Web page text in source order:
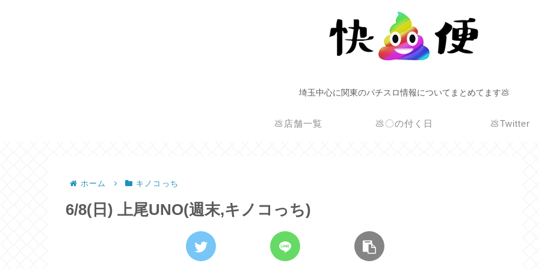
埼玉中心に関東のパチスロ情報についてまとめてます💩
💩店舗一覧 💩〇の付く日 💩Twitter
ホーム キノコっち
6/8(日) 上尾UNO(週末,キノコっち)